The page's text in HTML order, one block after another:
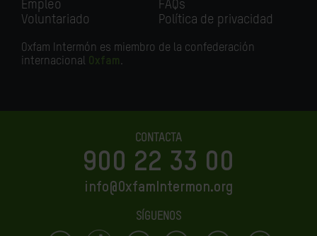
Empleo
Voluntariado
FAQs
Política de privacidad
Oxfam Intermón es miembro de la confederación
internacional Oxfam.
CONTACTA
900 22 33 00
info@OxfamIntermon.org
SÍGUENOS